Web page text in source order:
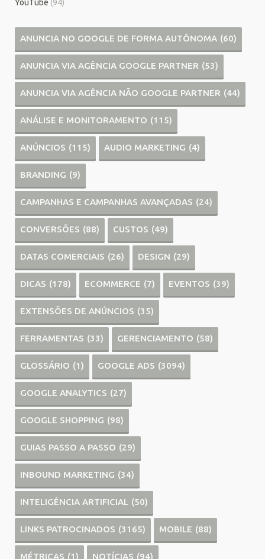
YouTube (94)
ANUNCIA NO GOOGLE DE FORMA AUTÔNOMA (60)
ANUNCIA VIA AGÊNCIA GOOGLE PARTNER (53)
ANUNCIA VIA AGÊNCIA NÃO GOOGLE PARTNER (44)
ANÁLISE E MONITORAMENTO (115)
ANÚNCIOS (115) AUDIO MARKETING (4)
BRANDING (9)
CAMPANHAS E CAMPANHAS AVANÇADAS (24)
CONVERSÕES (88) CUSTOS (49)
DATAS COMERCIAIS (26) DESIGN (29)
DICAS (178) ECOMMERCE (7) EVENTOS (39)
EXTENSÕES DE ANÚNCIOS (35)
FERRAMENTAS (33) GERENCIAMENTO (58)
GLOSSÁRIO (1) GOOGLE ADS (3094)
GOOGLE ANALYTICS (27)
GOOGLE SHOPPING (98)
GUIAS PASSO A PASSO (29)
INBOUND MARKETING (34)
INTELIGÊNCIA ARTIFICIAL (50)
LINKS PATROCINADOS (3165) MOBILE (88)
MÉTRICAS (1) NOTÍCIAS (94)